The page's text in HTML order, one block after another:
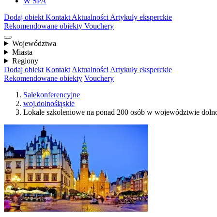
Dodaj obiekt Kontakt Aktualności Artykuły eksperckie
Rekomendowane obiekty Vouchery
Województwa
Miasta
Regiony
Dodaj obiekt Kontakt Aktualności Artykuły eksperckie
Rekomendowane obiekty Vouchery
Salekonferencyjne
woj.dolnośląskie
Lokale szkoleniowe na ponad 200 osób w województwie